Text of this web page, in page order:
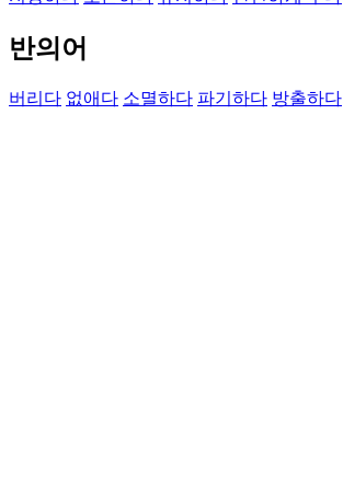
반의어
버리다 없애다 소멸하다 파기하다 방출하다